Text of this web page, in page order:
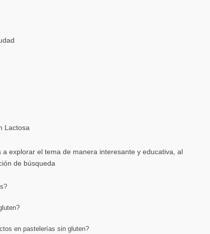
Lactosa
explorar el tema de manera interesante y educativa, al
de búsqueda
en pastelerías sin gluten?